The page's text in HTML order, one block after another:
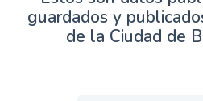
guardados y
de la Ciudad de